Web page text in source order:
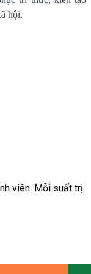
hội.
viên. Mỗi suất trị